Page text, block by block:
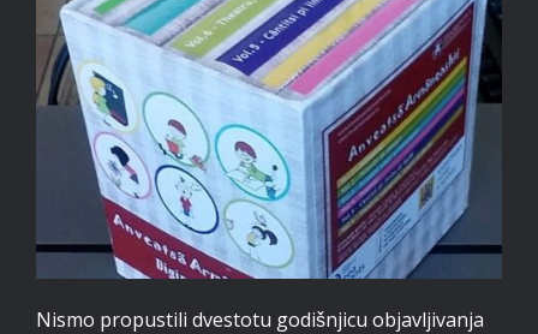
Nismo propustili dvestotu godišnjicu objavljivanja